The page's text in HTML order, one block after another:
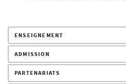
ENSEIGNEMENT
ADMISSION
PARTENARIATS